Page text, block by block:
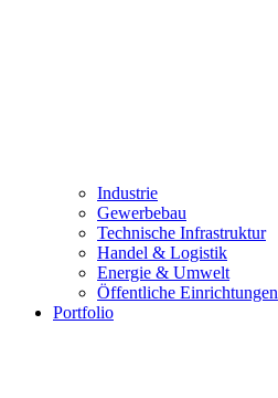
Industrie
Gewerbebau
Technische Infrastruktur
Handel & Logistik
Energie & Umwelt
Öffentliche Einrichtungen
Portfolio